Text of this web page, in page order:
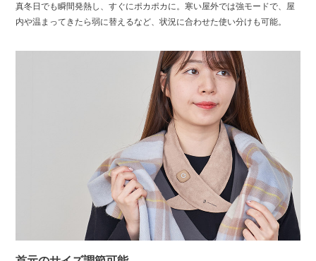
真冬日でも瞬間発熱し、すぐにポカポカに。寒い屋外では強モードで、屋
内や温まってきたら弱に替えるなど、状況に合わせた使い分けも可能。